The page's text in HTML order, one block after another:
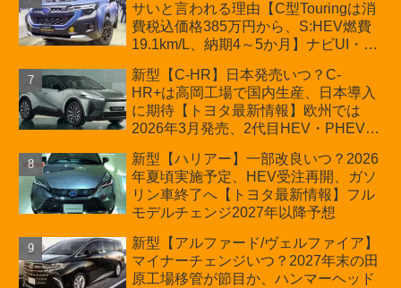
サいと言われる理由【C型Touringは消
費税込価格385万円から、S:HEV燃費
19.1km/L、納期4～5か月】ナビUI・冬
カーオブザイヤーとJNCAP大賞受賞後
も残る注意点
新型【C-HR】日本発売いつ？C-
HR+は高岡工場で国内生産、日本導入
に期待【トヨタ最新情報】欧州では
2026年3月発売、2代目HEV・PHEVは
新型【ハリアー】一部改良いつ？2026
年夏頃実施予定、HEV受注再開、ガソ
リン車終了へ【トヨタ最新情報】フル
モデルチェンジ2027年以降予想
新型【アルファード/ヴェルファイア】
マイナーチェンジいつ？2027年末の田
原工場移管が節目か、ハンマーヘッド